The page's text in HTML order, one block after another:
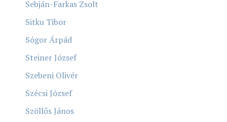
Sebján-Farkas Zsolt
Sitku Tibor
Sógor Árpád
Steiner József
Szebeni Olivér
Szécsi József
Szöllős János